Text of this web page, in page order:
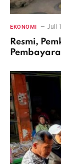
EKONOMI Juli
Resmi,